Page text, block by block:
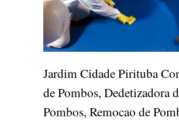
Jardim Cidade Pirituba
de Pombos, Dedetizadora
Pombos, Remocao de